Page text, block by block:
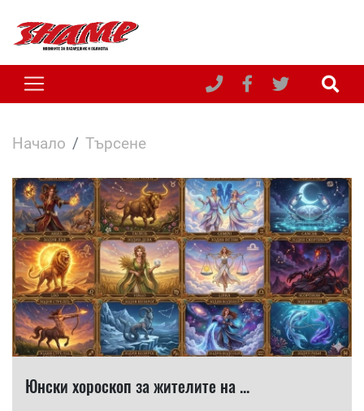
Начало Търсене
Юнски хороскоп за жителите на ...